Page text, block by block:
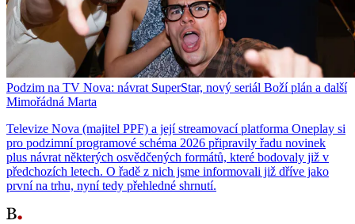
Podzim na TV Nova: návrat SuperStar, nový seriál Boží plán a další
Mimořádná Marta
Televize Nova (majitel PPF) a její streamovací platforma Oneplay si
pro podzimní programové schéma 2026 připravily řadu novinek
plus návrat některých osvědčených formátů, které bodovaly již v
předchozích letech. O řadě z nich jsme informovali již dříve jako
první na trhu, nyní tedy přehledné shrnutí.